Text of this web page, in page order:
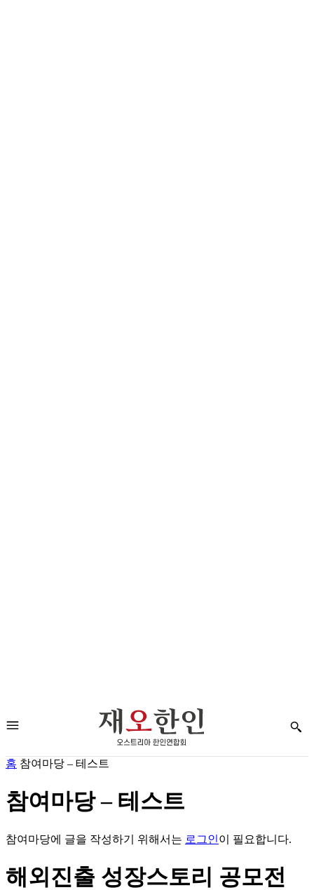
홈 참여마당 – 테스트
참여마당 – 테스트
참여마당에 글을 작성하기 위해서는 로그인이 필요합니다.
해외진출 성장스토리 공모전